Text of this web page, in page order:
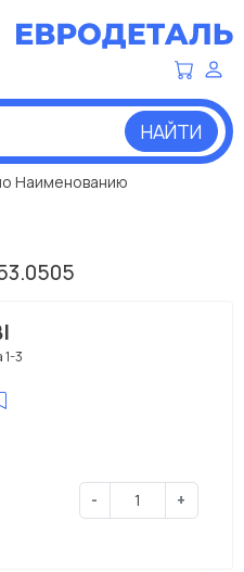
НАЙТИ
Наименованию
1-3
- +